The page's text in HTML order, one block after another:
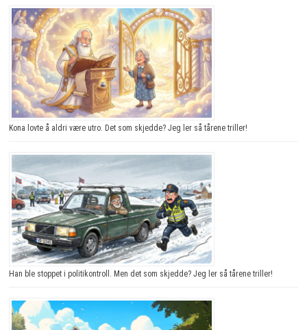
Kona lovte å aldri være utro. Det som skjedde? Jeg ler så tårene triller!
Han ble stoppet i politikontroll. Men det som skjedde? Jeg ler så tårene triller!